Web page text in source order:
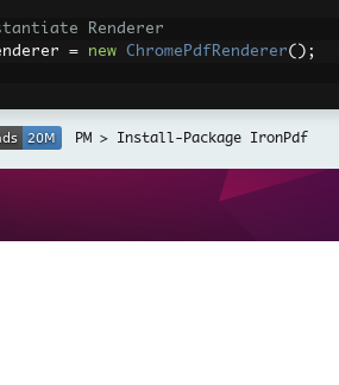
Renderer
= new ChromePdfRenderer();
Install-Package IronPdf